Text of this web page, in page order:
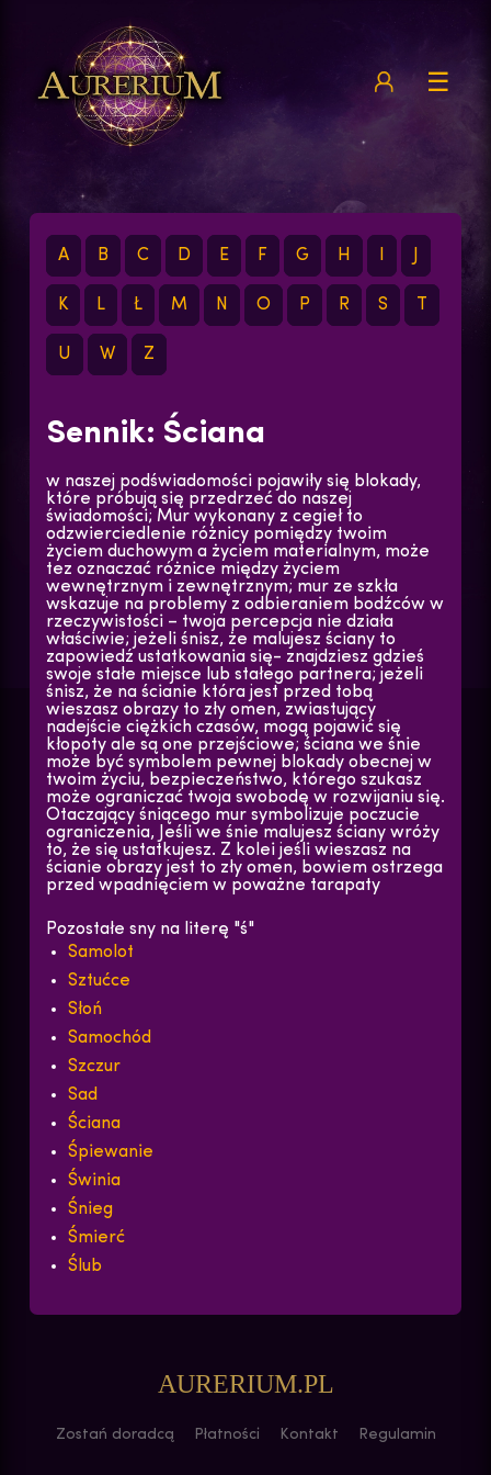
☰
A B C D E F G H
K L Ł M N O P R S
U W Z
Sennik: Ściana
w naszej podświadomości pojawiły się blokady,
które próbują się przedrzeć do naszej
świadomości; Mur wykonany z cegieł to
odzwierciedlenie różnicy pomiędzy twoim
życiem duchowym a życiem materialnym, może
tez oznaczać różnice między życiem
wewnętrznym i zewnętrznym; mur ze szkła
wskazuje na problemy z odbieraniem bodźców w
rzeczywistości – twoja percepcja nie działa
właściwie; jeżeli śnisz, że malujesz ściany to
zapowiedź ustatkowania się- znajdziesz gdzieś
swoje stałe miejsce lub stałego partnera; jeżeli
śnisz, że na ścianie która jest przed tobą
wieszasz obrazy to zły omen, zwiastujący
nadejście ciężkich czasów, mogą pojawić się
kłopoty ale są one przejściowe; ściana we śnie
może być symbolem pewnej blokady obecnej w
twoim życiu, bezpieczeństwo, którego szukasz
może ograniczać twoja swobodę w rozwijaniu się.
Otaczający śniącego mur symbolizuje poczucie
ograniczenia, Jeśli we śnie malujesz ściany wróży
to, że się ustatkujesz. Z kolei jeśli wieszasz na
ścianie obrazy jest to zły omen, bowiem ostrzega
przed wpadnięciem w poważne tarapaty
Pozostałe sny na literę "ś"
Samolot
Sztućce
Słoń
Samochód
Szczur
Sad
Ściana
Śpiewanie
Świnia
Śnieg
Śmierć
Ślub
AURERIUM.PL
Zostań doradcą Płatności Kontakt Regulamin